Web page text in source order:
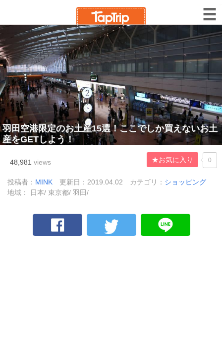
羽田空港限定のお土産15選！ここでしか買えないお土
産をGETしよう！
48,981 views ★お気に入り 0
投稿者： MINK 更新日：2019.04.02 カテゴリ： ショッピング
地域： 日本/ 東京都/ 羽田/